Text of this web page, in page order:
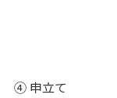
④ 申立て